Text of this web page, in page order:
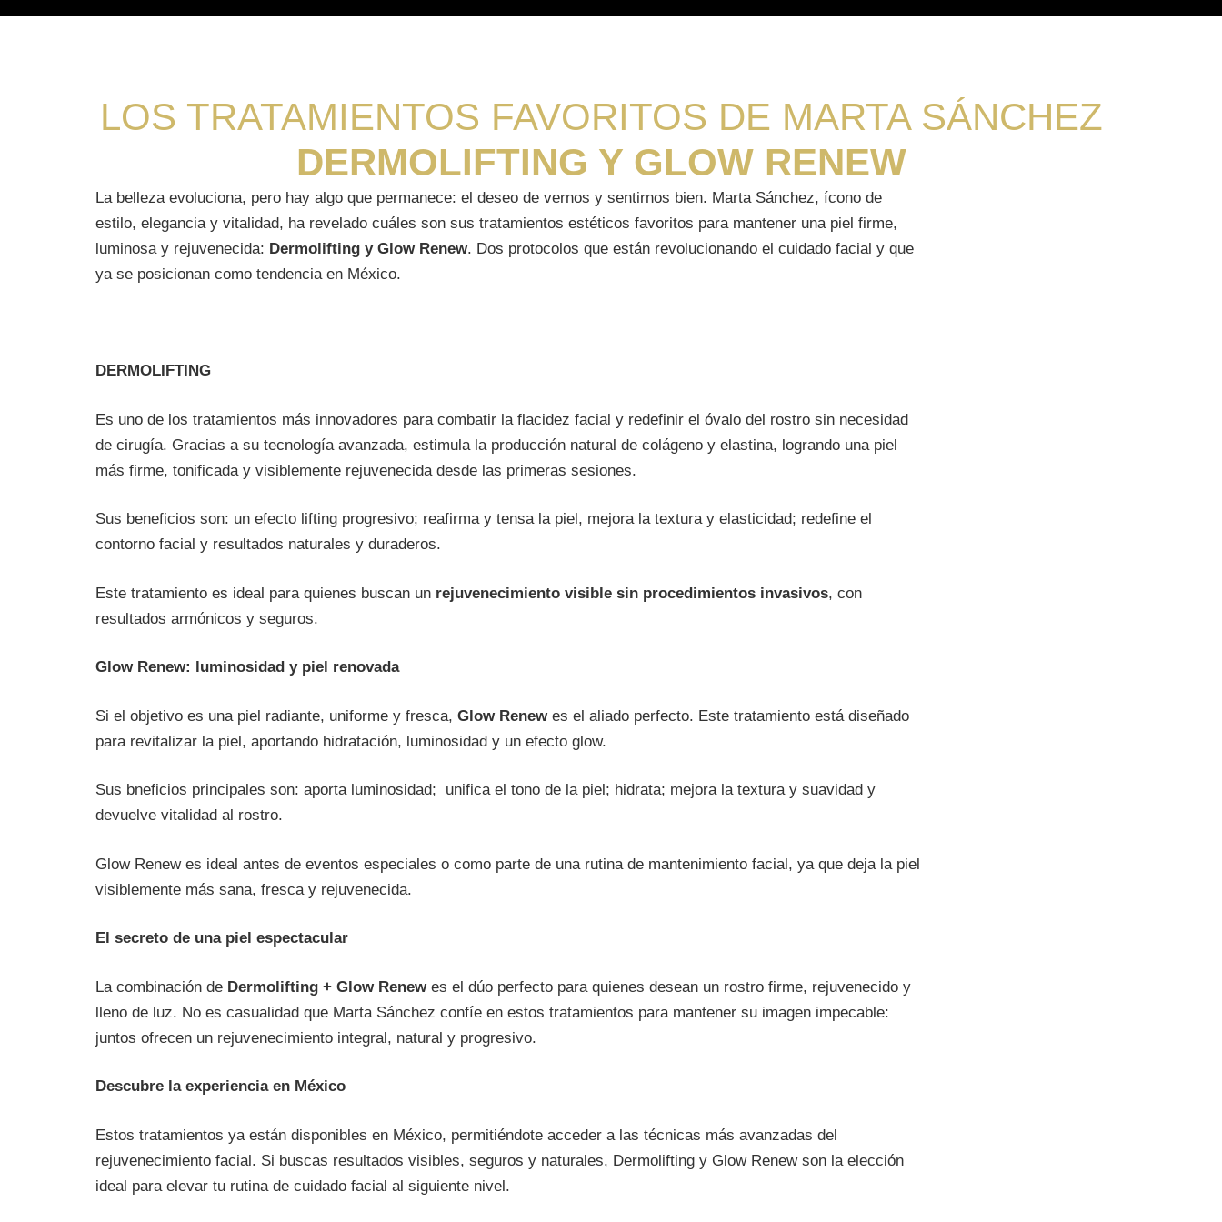
LOS TRATAMIENTOS FAVORITOS DE MARTA SÁNCHEZ
DERMOLIFTING Y GLOW RENEW
La belleza evoluciona, pero hay algo que permanece: el deseo de vernos y sentirnos bien. Marta Sánchez, ícono de
estilo, elegancia y vitalidad, ha revelado cuáles son sus tratamientos estéticos favoritos para mantener una piel firme,
luminosa y rejuvenecida: Dermolifting y Glow Renew. Dos protocolos que están revolucionando el cuidado facial y que
ya se posicionan como tendencia en México.
DERMOLIFTING
Es uno de los tratamientos más innovadores para combatir la flacidez facial y redefinir el óvalo del rostro sin necesidad
de cirugía. Gracias a su tecnología avanzada, estimula la producción natural de colágeno y elastina, logrando una piel
más firme, tonificada y visiblemente rejuvenecida desde las primeras sesiones.
Sus beneficios son: un efecto lifting progresivo; reafirma y tensa la piel, mejora la textura y elasticidad; redefine el
contorno facial y resultados naturales y duraderos.
Este tratamiento es ideal para quienes buscan un rejuvenecimiento visible sin procedimientos invasivos, con
resultados armónicos y seguros.
Glow Renew: luminosidad y piel renovada
Si el objetivo es una piel radiante, uniforme y fresca,Glow Renewes el aliado perfecto. Este tratamiento está diseñado
para revitalizar la piel, aportando hidratación, luminosidad y un efecto glow.
Sus bneficios principales son: aporta luminosidad; unifica el tono de la piel; hidrata; mejora la textura y suavidad y
devuelve vitalidad al rostro.
Glow Renew es ideal antes de eventos especiales o como parte de una rutina de mantenimiento facial, ya que deja la piel
visiblemente más sana, fresca y rejuvenecida.
El secreto de una piel espectacular
La combinación de Dermolifting + Glow Renewes el dúo perfecto para quienes desean un rostro firme, rejuvenecido y
lleno de luz. No es casualidad que Marta Sánchez confíe en estos tratamientos para mantener su imagen impecable:
juntos ofrecen un rejuvenecimiento integral, natural y progresivo.
Descubre la experiencia en México
Estos tratamientos ya están disponibles en México, permitiéndote acceder a las técnicas más avanzadas del
rejuvenecimiento facial. Si buscas resultados visibles, seguros y naturales, Dermolifting y Glow Renew son la elección
ideal para elevar tu rutina de cuidado facial al siguiente nivel.